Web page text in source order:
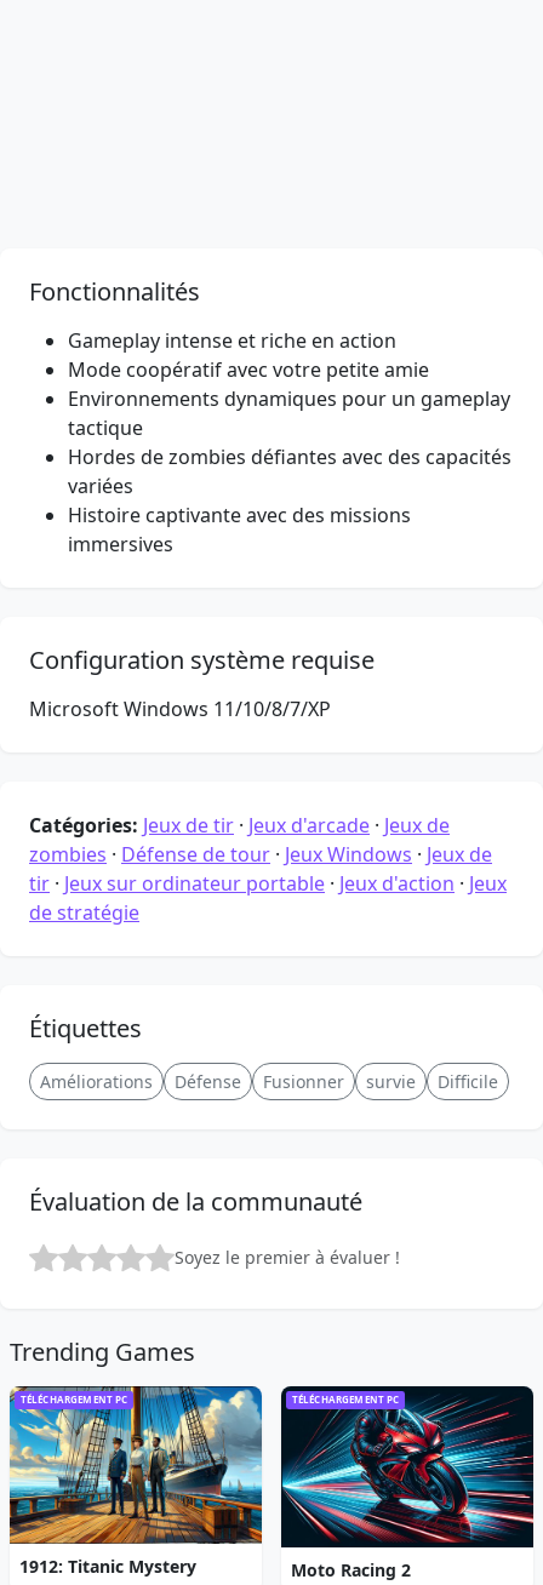
Fonctionnalités
Gameplay intense et riche en action
Mode coopératif avec votre petite amie
Environnements dynamiques pour un gameplay
tactique
Hordes de zombies défiantes avec des capacités
variées
Histoire captivante avec des missions
immersives
Configuration système requise
Microsoft Windows 11/10/8/7/XP
Catégories: Jeux de tir · Jeux d'arcade · Jeux de
zombies · Défense de tour · Jeux Windows · Jeux de
tir · Jeux sur ordinateur portable · Jeux d'action · Jeux
de stratégie
Étiquettes
Améliorations Défense Fusionner survie Difficile
Évaluation de la communauté
Soyez le premier à évaluer !
Trending Games
TÉLÉCHARGEMENT PC
1912: Titanic Mystery
TÉLÉCHARGEMENT PC
Moto Racing 2